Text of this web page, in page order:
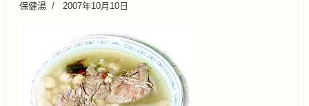
保健湯 2007年10月10日